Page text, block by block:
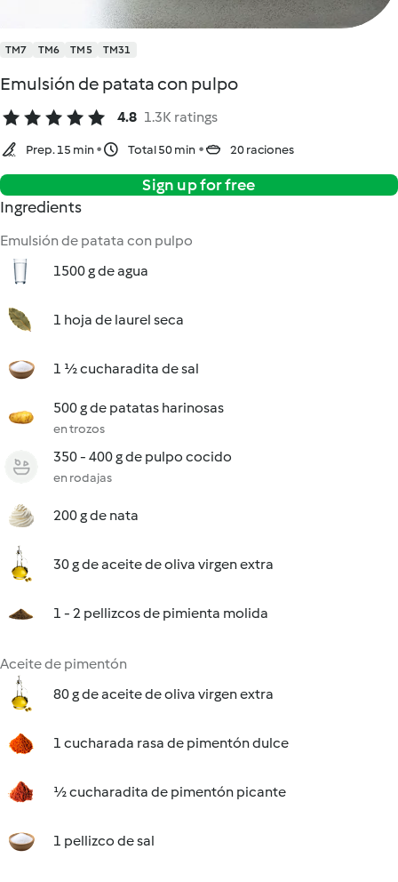
TM7 TM6 TM5 TM31
Emulsión de patata con pulpo
4.8 1.3K ratings
Prep. 15 min Total 50 min 20 raciones
Sign up for free
Ingredients
Emulsión de patata con pulpo
1500 g de agua
1 hoja de laurel seca
1 ½ cucharadita de sal
500 g de patatas harinosas
en trozos
350 - 400 g de pulpo cocido
en rodajas
200 g de nata
30 g de aceite de oliva virgen extra
1 - 2 pellizcos de pimienta molida
Aceite de pimentón
80 g de aceite de oliva virgen extra
1 cucharada rasa de pimentón dulce
½ cucharadita de pimentón picante
1 pellizco de sal